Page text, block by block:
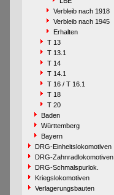
Verbleib nach 1918
Verbleib nach 1945
Erhalten
T 13
T 13.1
T 14
T 14.1
T 16 / T 16.1
T 18
T 20
Baden
Württemberg
Bayern
DRG-Einheitslokomotiven
DRG-Zahnradlokomotiven
DRG-Schmalspurlok.
Kriegslokomotiven
Verlagerungsbauten